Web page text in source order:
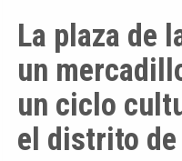
La plaza de
un
un ciclo
el distrito de